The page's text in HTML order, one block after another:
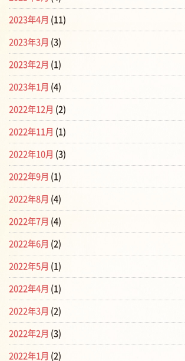
2023年4月 (11)
2023年3月 (3)
2023年2月 (1)
2023年1月 (4)
2022年12月 (2)
2022年11月 (1)
2022年10月 (3)
2022年9月 (1)
2022年8月 (4)
2022年7月 (4)
2022年6月 (2)
2022年5月 (1)
2022年4月 (1)
2022年3月 (2)
2022年2月 (3)
2022年1月 (2)